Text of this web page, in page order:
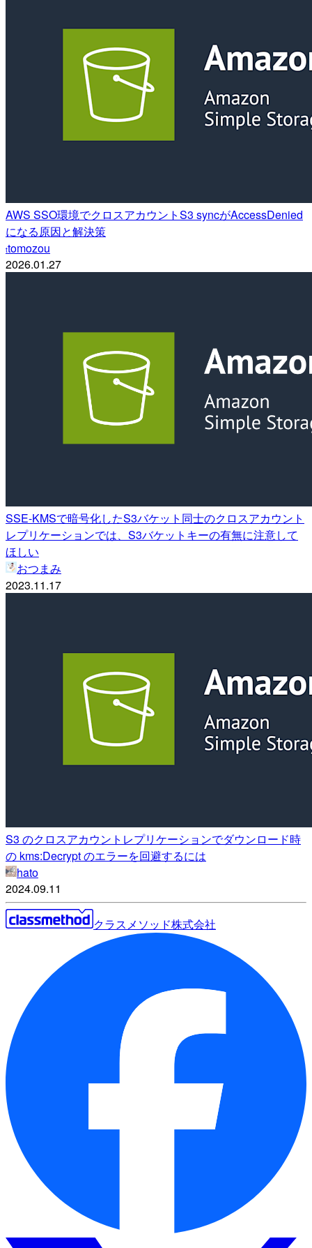
AWS SSO環境でクロスアカウントS3 syncがAccessDenied
になる原因と解決策
ttomozou
2026.01.27
SSE-KMSで暗号化したS3バケット同士のクロスアカウント
レプリケーションでは、S3バケットキーの有無に注意して
ほしい
おつまみ
2023.11.17
S3 のクロスアカウントレプリケーションでダウンロード時
の kms:Decrypt のエラーを回避するには
hato
2024.09.11
クラスメソッド株式会社